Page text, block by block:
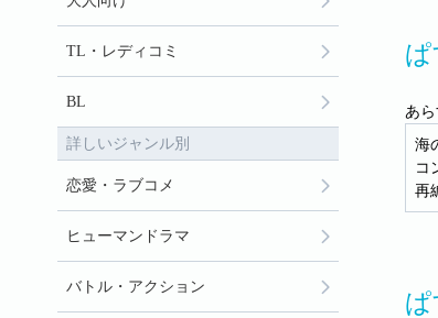
あら
海
コ
再
TL・レディコミ
BL
詳しいジャンル別
恋愛・ラブコメ
ヒューマンドラマ
バトル・アクション